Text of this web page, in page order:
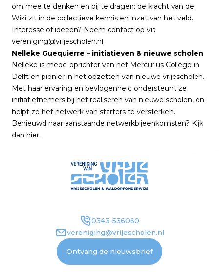
om mee te denken en bij te dragen: de kracht van de
Wiki zit in de collectieve kennis en inzet van het veld.
Interesse of ideeën? Neem contact op via
vereniging@vrijescholen.nl.
Nelleke Guequierre – initiatieven & nieuwe scholen
Nelleke is mede-oprichter van het Mercurius College in
Delft en pionier in het opzetten van nieuwe vrijescholen.
Met haar ervaring en bevlogenheid ondersteunt ze
initiatiefnemers bij het realiseren van nieuwe scholen, en
helpt ze het netwerk van starters te versterken.
Benieuwd naar aanstaande netwerkbijeenkomsten? Kijk
dan hier.
0343-536060
vereniging@vrijescholen.nl
Ontvang de nieuwsbrief